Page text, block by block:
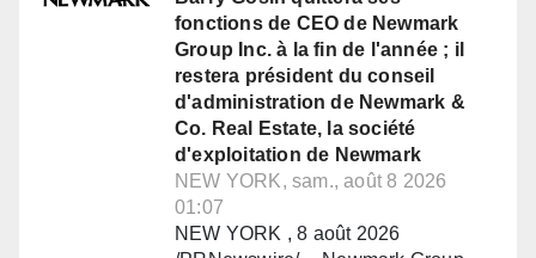
fonctions de CEO de Newmark
Group Inc. à la fin de l'année ; il
restera président du conseil
d'administration de Newmark &
Co. Real Estate, la société
d'exploitation de Newmark
NEW YORK, sam., août 8 2026
01:07
NEW YORK , 8 août 2026